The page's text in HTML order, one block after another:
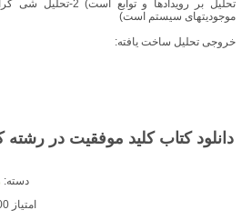
تحلیل بر رویدادها و
موجودیتهای سیستم است)
خروجی تحلیل ساخت یافته:
دانلود کتاب کلید موفقیت در رشته
دسته:
امتیاز 5.00 (2 رای)